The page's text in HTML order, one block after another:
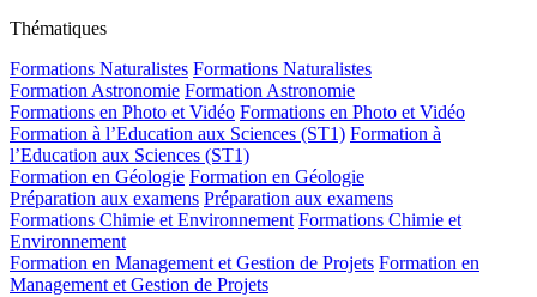
Thématiques
Formations Naturalistes Formations Naturalistes
Formation Astronomie Formation Astronomie
Formations en Photo et Vidéo Formations en Photo et Vidéo
Formation à l’Education aux Sciences (ST1) Formation à
l’Education aux Sciences (ST1)
Formation en Géologie Formation en Géologie
Préparation aux examens Préparation aux examens
Formations Chimie et Environnement Formations Chimie et
Environnement
Formation en Management et Gestion de Projets Formation en
Management et Gestion de Projets